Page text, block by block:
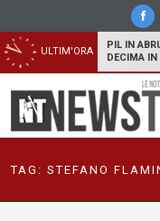
ULTIM'ORA
PIL IN
DECIMA IN
TAG: STEFANO